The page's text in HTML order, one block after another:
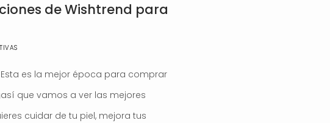
de Wishtrend para
Esta es la mejor época para comprar
que vamos a ver las mejores
cuidar de tu piel, mejora tus